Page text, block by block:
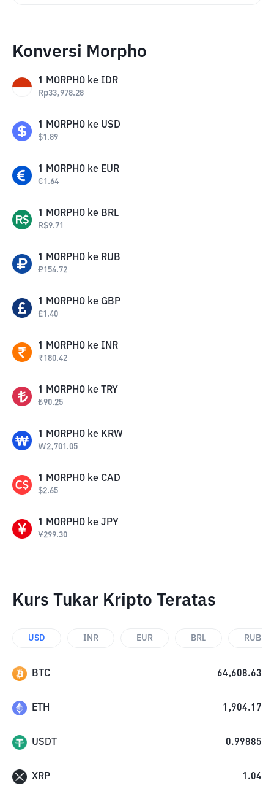
Konversi Morpho
1 MORPHO ke IDR
Rp33,978.28
1 MORPHO ke USD
$1.89
1 MORPHO ke EUR
€1.64
1 MORPHO ke BRL
R$9.71
1 MORPHO ke RUB
₽154.72
1 MORPHO ke GBP
£1.40
1 MORPHO ke INR
₹180.42
1 MORPHO ke TRY
₺90.25
1 MORPHO ke KRW
₩2,701.05
1 MORPHO ke CAD
$2.65
1 MORPHO ke JPY
¥299.30
Kurs Tukar Kripto Teratas
USD INR EUR BRL RUB
BTC 64,608.63
ETH 1,904.17
USDT 0.99885
XRP 1.04